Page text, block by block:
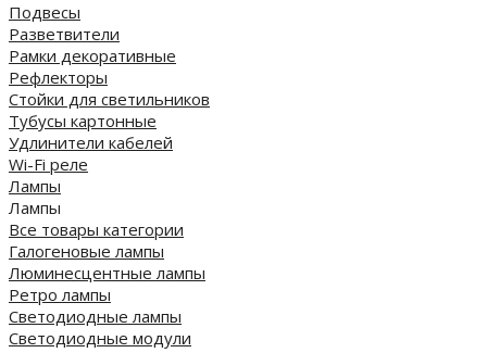
Подвесы
Разветвители
Рамки декоративные
Рефлекторы
Стойки для светильников
Тубусы картонные
Удлинители кабелей
Wi-Fi реле
Лампы
Лампы
Все товары категории
Галогеновые лампы
Люминесцентные лампы
Ретро лампы
Светодиодные лампы
Светодиодные модули